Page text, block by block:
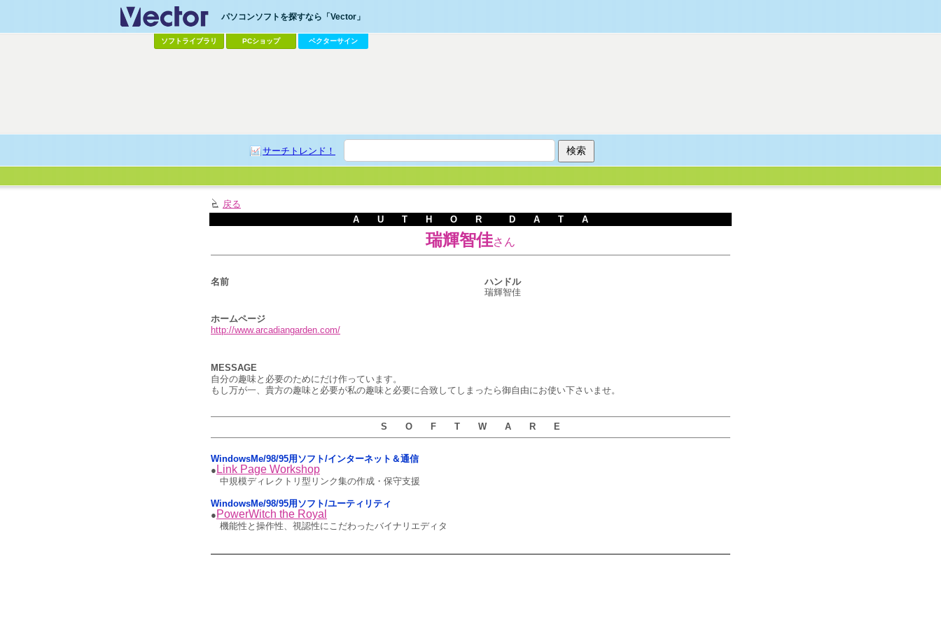
パソコンソフトを探すなら「Vector」
ソフトライブラリ PCショップ ベクターサイン
サーチトレンド！
戻る
A U T H O R D A T A
瑞輝智佳さん
名前
ハンドル
瑞輝智佳
ホームページ
http://www.arcadiangarden.com/
MESSAGE
自分の趣味と必要のためにだけ作っています。
もし万が一、貴方の趣味と必要が私の趣味と必要に合致してしまったら御自由にお使い下さいませ。
S O F T W A R E
WindowsMe/98/95用ソフト/インターネット＆通信
● Link Page Workshop
中規模ディレクトリ型リンク集の作成・保守支援
WindowsMe/98/95用ソフト/ユーティリティ
● PowerWitch the Royal
機能性と操作性、視認性にこだわったバイナリエディタ